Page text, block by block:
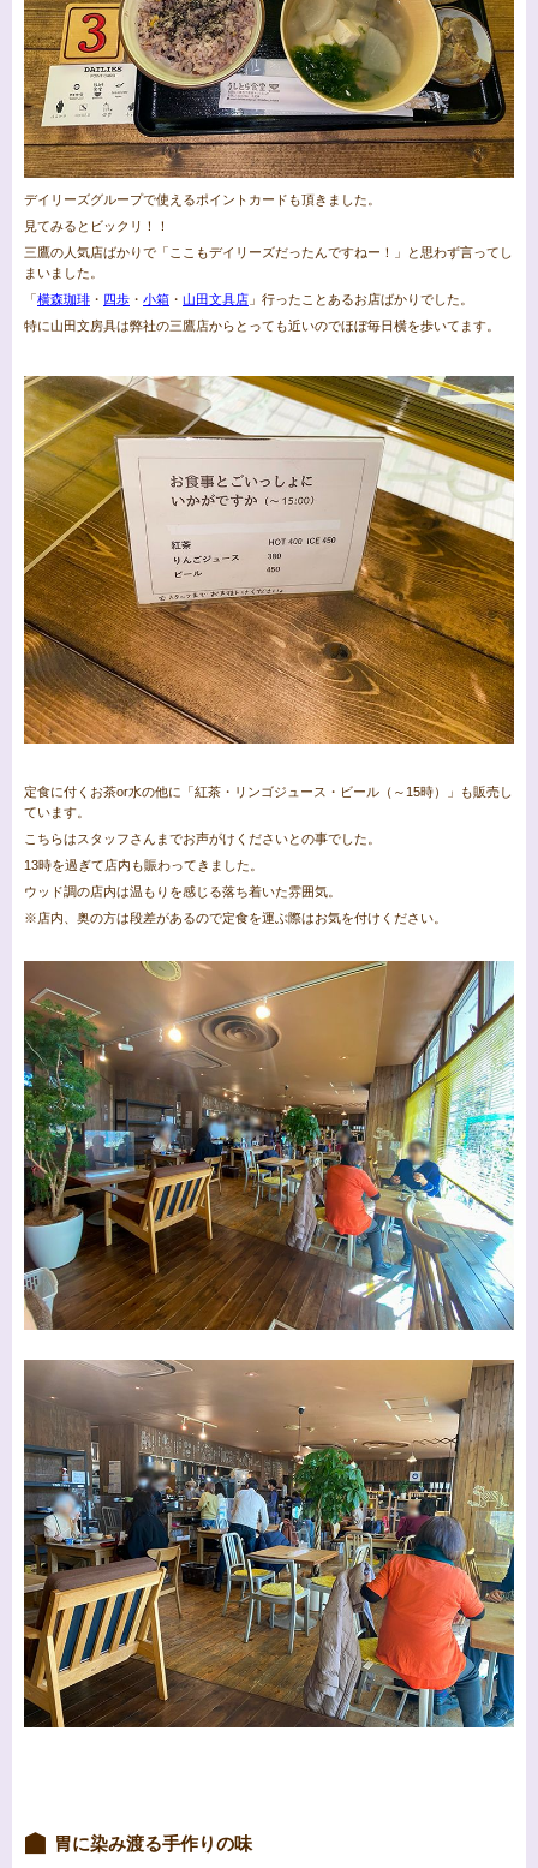
デイリーズグループで使えるポイントカードも頂きました。
見てみるとビックリ！！
三鷹の人気店ばかりで「ここもデイリーズだったんですねー！」と思わず言ってし
まいました。
「横森珈琲 ・ 四歩 ・ 小箱 ・ 山田文具店 」行ったことあるお店ばかりでした。
特に山田文房具は弊社の三鷹店からとっても近いのでほぼ毎日横を歩いてます。
定食に付くお茶or水の他に「紅茶・リンゴジュース・ビール（～15時）」も販売し
ています。
こちらはスタッフさんまでお声がけくださいとの事でした。
13時を過ぎて店内も賑わってきました。
ウッド調の店内は温もりを感じる落ち着いた雰囲気。
※店内、奥の方は段差があるので定食を運ぶ際はお気を付けください。
胃に染み渡る手作りの味